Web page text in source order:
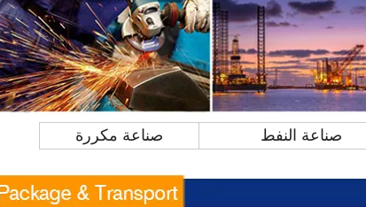
صناعة النفط صناعة مكررة